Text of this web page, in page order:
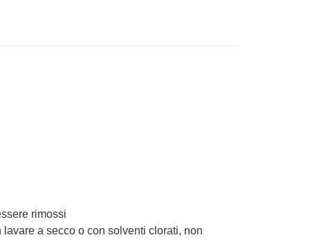
rimossi
a secco o con solventi clorati, non